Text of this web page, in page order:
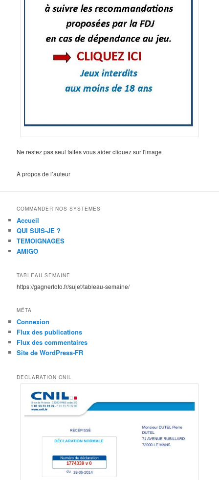
Ne restez pas seul faites vous aider cliquez sur l'image
À propos de l’auteur
COMMANDER NOS SYSTEMES
Accueil
QUI SUIS-JE ?
TEMOIGNAGES
AMIGO
TABLEAU SEMAINE
https://gagnerloto.fr/sujet/tableau-semaine/
MÉTA
Connexion
Flux des publications
Flux des commentaires
Site de WordPress-FR
DECLARATION CNIL